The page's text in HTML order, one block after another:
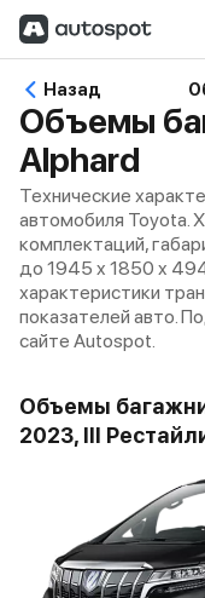
Назад
Объемы
Alphard
Технические
автомобиля Toyota.
комплектаций,
до 1945 x 1850 x
характеристики
показателей авто.
сайте Autospot.
Объемы
2023, III